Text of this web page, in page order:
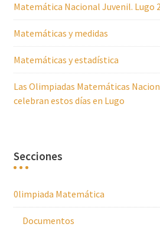
Matemática Nacional Juvenil. Lugo
Matemáticas y medidas
Matemáticas y estadística
Las Olimpiadas Matemáticas
celebran estos días en Lugo
Secciones
0limpiada Matemática
Documentos